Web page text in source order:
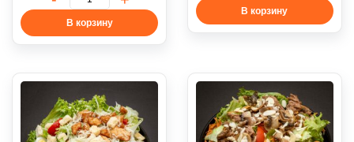
В корзину
В корзину